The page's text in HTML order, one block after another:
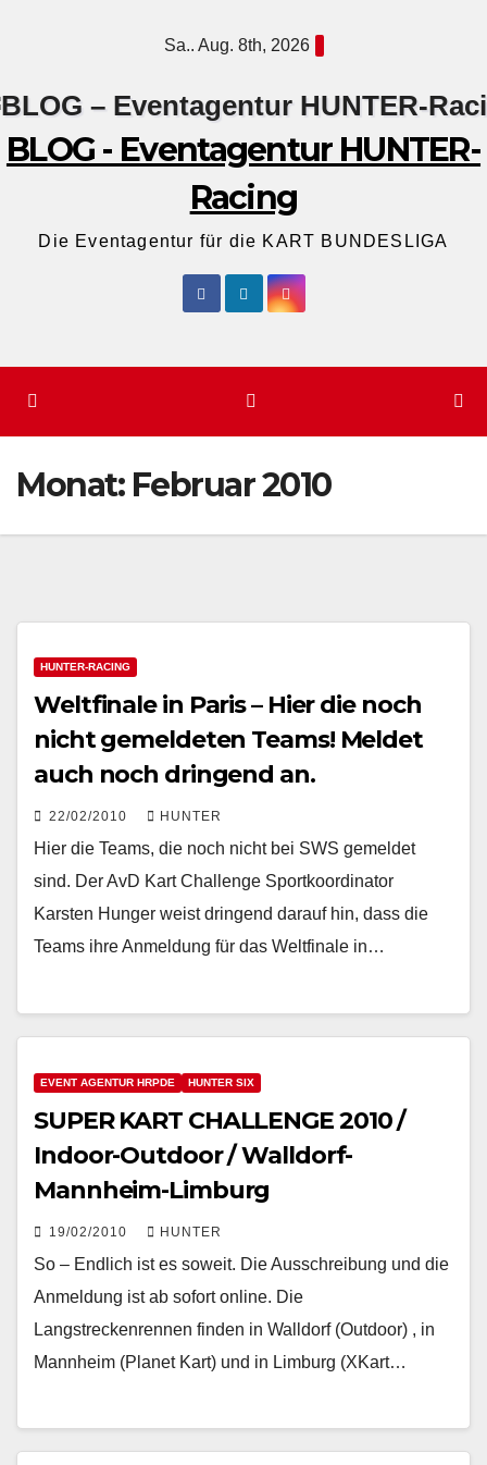
Sa.. Aug. 8th, 2026
BLOG - Eventagentur HUNTER-
Racing
Die Eventagentur für die KART BUNDESLIGA
Monat: Februar 2010
HUNTER-RACING
Weltfinale in Paris – Hier die noch
nicht gemeldeten Teams! Meldet
auch noch dringend an.
22/02/2010 HUNTER
Hier die Teams, die noch nicht bei SWS gemeldet
sind. Der AvD Kart Challenge Sportkoordinator
Karsten Hunger weist dringend darauf hin, dass die
Teams ihre Anmeldung für das Weltfinale in…
EVENT AGENTUR HRPDE HUNTER SIX
SUPER KART CHALLENGE 2010 /
Indoor-Outdoor / Walldorf-
Mannheim-Limburg
19/02/2010 HUNTER
So – Endlich ist es soweit. Die Ausschreibung und die
Anmeldung ist ab sofort online. Die
Langstreckenrennen finden in Walldorf (Outdoor) , in
Mannheim (Planet Kart) und in Limburg (XKart…